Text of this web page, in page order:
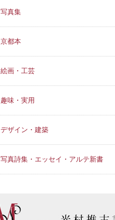
写真集
京都本
絵画・工芸
趣味・実用
デザイン・建築
写真詩集・エッセイ・アルテ新書